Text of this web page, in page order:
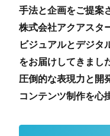
手法と企画をご提案
株式会社アクアスタ
ビジュアルとデジタ
をお届けしてきまし
圧倒的な表現力と開
コンテンツ制作を心